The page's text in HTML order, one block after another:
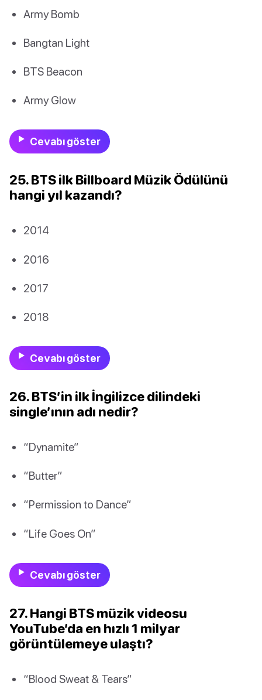
Army Bomb
Bangtan Light
BTS Beacon
Army Glow
Cevabı göster
25. BTS ilk Billboard Müzik Ödülünü
hangi yıl kazandı?
2014
2016
2017
2018
Cevabı göster
26. BTS’in ilk İngilizce dilindeki
single’ının adı nedir?
“Dynamite”
“Butter”
“Permission to Dance”
“Life Goes On”
Cevabı göster
27. Hangi BTS müzik videosu
YouTube’da en hızlı 1 milyar
görüntülemeye ulaştı?
“Blood Sweat & Tears”